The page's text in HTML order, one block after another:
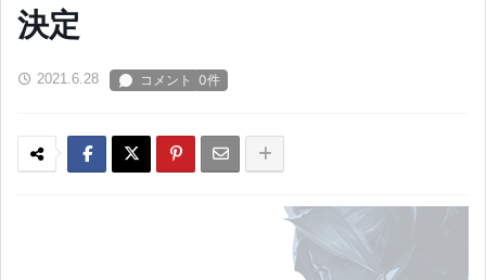
決定
2021.6.28